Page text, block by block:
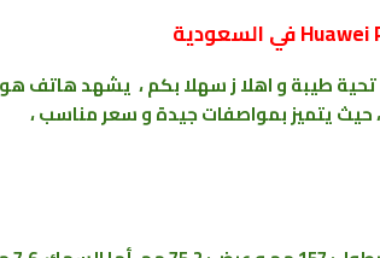
حيث يتميز بمواصفات جيدة و سعر مناسب ،